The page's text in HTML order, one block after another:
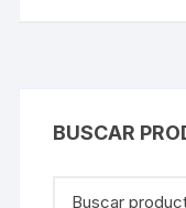
BUSCAR